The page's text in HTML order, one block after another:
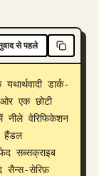
से पहले
डार्क-
ओर एक छोटी
नीले वेरिफिकेशन
हैंडल
सब्सक्राइब
सेरिफ़